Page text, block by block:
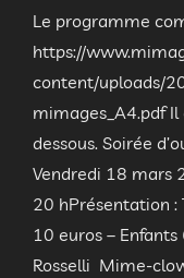
Le programme
https://
content/uploads/
mimages_A4.pdf
dessous. Soirée
Vendredi 18 mars
20 hPrésentation :
10 euros – Enfants
Rosselli Mime-